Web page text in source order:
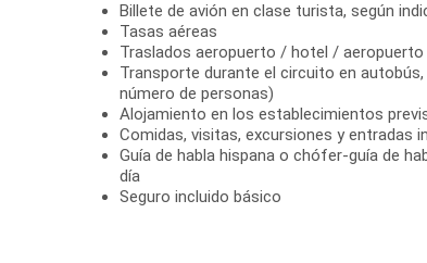
Billete de avión en clase turista, según
Tasas aéreas
Traslados aeropuerto / hotel /
Transporte durante el circuito en autobús,
número de personas)
Alojamiento en los establecimientos
Comidas, visitas, excursiones y entradas
Guía de habla hispana o chófer-guía de
día
Seguro incluido básico